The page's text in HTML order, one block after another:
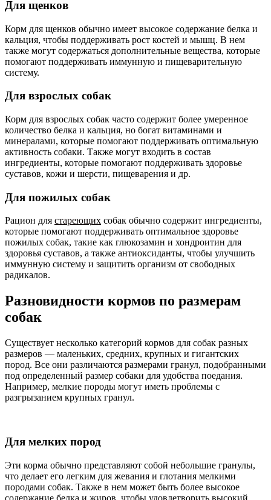
Для щенков
Корм для щенков обычно имеет высокое содержание белка и
кальция, чтобы поддерживать рост костей и мышц. В нем
также могут содержаться дополнительные вещества, которые
помогают поддерживать иммунную и пищеварительную
систему.
Для взрослых собак
Корм для взрослых собак часто содержит более умеренное
количество белка и кальция, но богат витаминами и
минералами, которые помогают поддерживать оптимальную
активность собаки. Также могут входить в состав
ингредиенты, которые помогают поддерживать здоровье
суставов, кожи и шерсти, пищеварения и др.
Для пожилых собак
Рацион для стареющих собак обычно содержит ингредиенты,
которые помогают поддерживать оптимальное здоровье
пожилых собак, такие как глюкозамин и хондроитин для
здоровья суставов, а также антиоксиданты, чтобы улучшить
иммунную систему и защитить организм от свободных
радикалов.
Разновидности кормов по размерам
собак
Существует несколько категорий кормов для собак разных
размеров — маленьких, средних, крупных и гигантских
пород. Все они различаются размерами гранул, подобранными
под определенный размер собаки для удобства поедания.
Например, мелкие породы могут иметь проблемы с
разгрызанием крупных гранул.
Для мелких пород
Эти корма обычно представляют собой небольшие гранулы,
что делает его легким для жевания и глотания мелкими
породами собак. Также в нем может быть более высокое
содержание белка и жиров, чтобы удовлетворить высокий